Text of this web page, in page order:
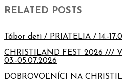
RELATED POSTS
Tábor detí / PRIATELIA / 14.-
CHRISTILAND FEST 2026 ///
03.-05.07.2026
DOBROVOĽNÍCI NA